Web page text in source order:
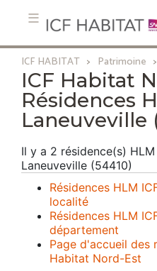
Aller
contenu
principal
ICF HABITAT Patrimoine
ICF Habitat
Résidences
Laneuveville
Il y a 2 résidence(s)
Laneuveville (54410)
Résidences HLM
localité
Résidences HLM
département
Page d'accueil des
Habitat Nord-Est